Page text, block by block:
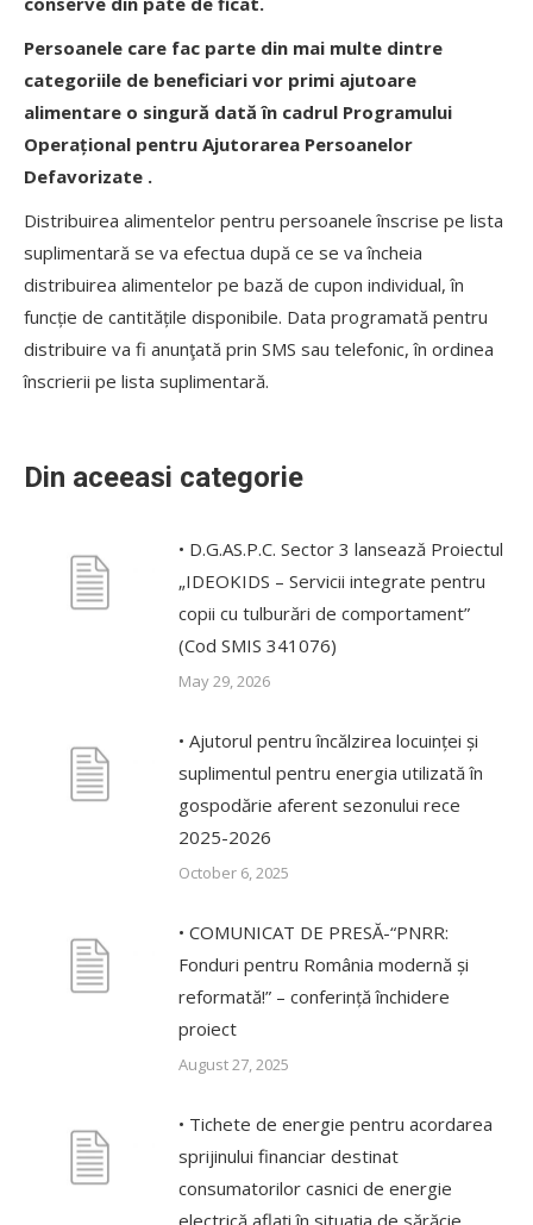
Persoanele care fac parte din mai multe dintre
categoriile de beneficiari vor primi ajutoare
alimentare o singură dată în cadrul Programului
Operațional pentru Ajutorarea Persoanelor
Defavorizate .
Distribuirea alimentelor pentru persoanele înscrise pe lista
suplimentară se va efectua după ce se va încheia
distribuirea alimentelor pe bază de cupon individual, în
funcție de cantitățile disponibile. Data programată pentru
distribuire va fi anunţată prin SMS sau telefonic, în ordinea
înscrierii pe lista suplimentară.
Din aceeasi categorie
• D.G.AS.P.C. Sector 3 lansează Proiectul
„IDEOKIDS – Servicii integrate pentru
copii cu tulburări de comportament”
(Cod SMIS 341076)
May 29, 2026
• Ajutorul pentru încălzirea locuinței și
suplimentul pentru energia utilizată în
gospodărie aferent sezonului rece
2025-2026
October 6, 2025
• COMUNICAT DE PRESĂ-“PNRR:
Fonduri pentru România modernă și
reformată!” – conferință închidere
proiect
August 27, 2025
• Tichete de energie pentru acordarea
sprijinului financiar destinat
consumatorilor casnici de energie
electrică aflaţi în situaţia de sărăcie